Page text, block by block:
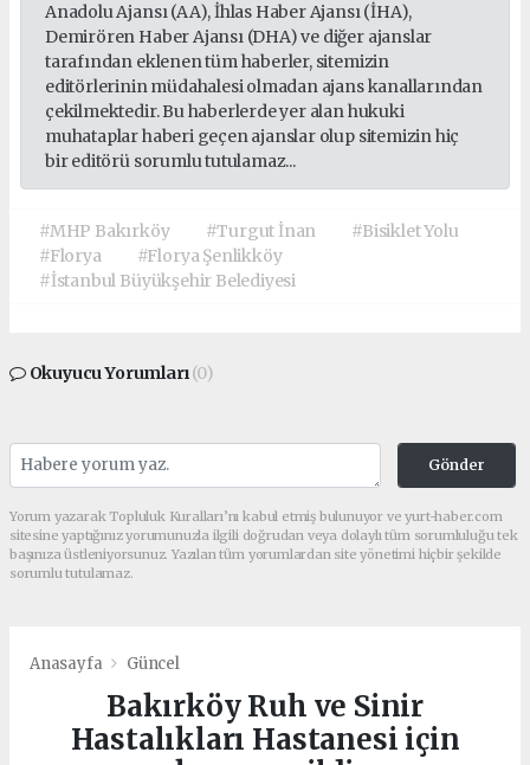
Anadolu Ajansı (AA), İhlas Haber Ajansı (İHA),
Demirören Haber Ajansı (DHA) ve diğer ajanslar
tarafından eklenen tüm haberler, sitemizin
editörlerinin müdahalesi olmadan ajans kanallarından
çekilmektedir. Bu haberlerde yer alan hukuki
muhataplar haberi geçen ajanslar olup sitemizin hiç
bir editörü sorumlu tutulamaz...
#MHP Bakırköy #Turgut İnan
#Bisiklet Yolu
#Florya
#Florya Şenlikköy
#İstanbul Büyükşehir Belediyesi
Okuyucu Yorumları(0)
Gönder
Yorum yazarak Topluluk Kuralları’nı kabul etmiş bulunuyor ve yurt-haber.com
sitesine yaptığınız yorumunuzla ilgili doğrudan veya dolaylı tüm sorumluluğu tek
başınıza üstleniyorsunuz. Yazılan tüm yorumlardan site yönetimi hiçbir şekilde
sorumlu tutulamaz.
Anasayfa Güncel
Bakırköy Ruh ve Sinir
Hastalıkları Hastanesi için